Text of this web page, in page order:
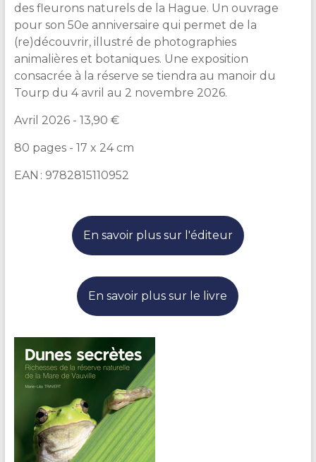
des fleurons naturels de la Hague. Un ouvrage
pour son 50e anniversaire qui permet de la
(re)découvrir, illustré de photographies
animalières et botaniques. Une exposition
consacrée à la réserve se tiendra au manoir du
Tourp du 4 avril au 2 novembre 2026.
Avril 2026 - 13,90 €
80 pages - 17 x 24 cm
EAN : 9782815110952
En savoir plus sur l'éditeur
En savoir plus sur le livre